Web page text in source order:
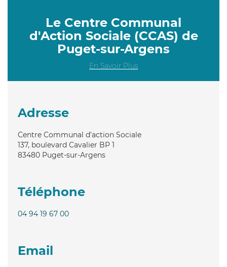
Le Centre Communal
d'Action Sociale (CCAS) de
Puget-sur-Argens
En Savoir Plus
Adresse
Centre Communal d'action Sociale
137, boulevard Cavalier BP 1
83480 Puget-sur-Argens
Téléphone
04 94 19 67 00
Email